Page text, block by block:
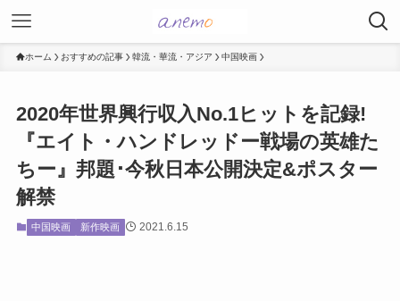
ホーム おすすめの記事 韓流・華流・アジア 中国映画
2020年世界興行収入No.1ヒットを記録!
『エイト・ハンドレッドー戦場の英雄た
ちー』邦題･今秋日本公開決定&ポスター
解禁
中国映画 新作映画 2021.6.15